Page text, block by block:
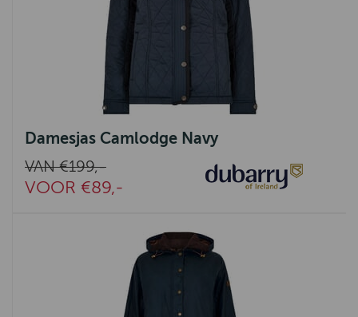
Damesjas Camlodge Navy
VAN €199,-
VOOR €89,-